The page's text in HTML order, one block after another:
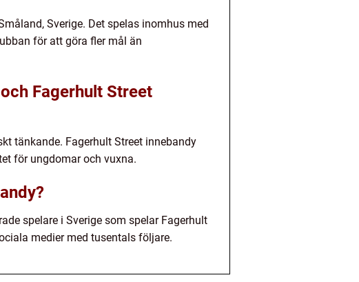
Sverige. Det spelas inomhus med
för att göra fler mål än
Fagerhult Street
tänkande. Fagerhult Street innebandy
för ungdomar och vuxna.
spelare i Sverige som spelar Fagerhult
medier med tusentals följare.